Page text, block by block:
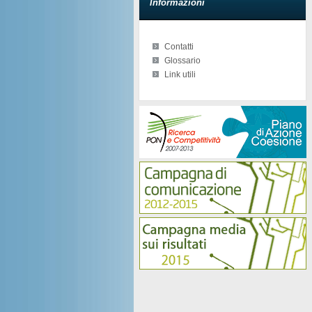
Informazioni
Contatti
Glossario
Link utili